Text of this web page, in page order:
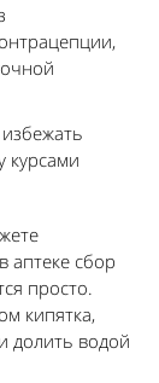
курсами
аптеке сбор
просто.
кипятка,
долить водой